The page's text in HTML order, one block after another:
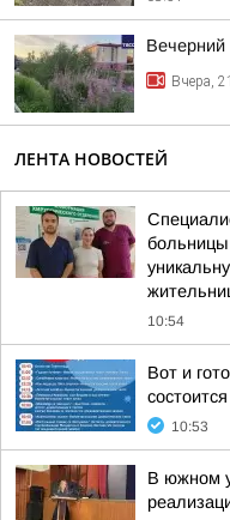
Вчера,
ЛЕНТА НОВОСТЕЙ
10:54
Вот и
10:53
В южном